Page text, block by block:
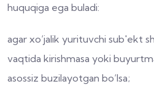
huquqiga ega buladi:
agar xo‘jalik yurituvchi sub'ekt
vaqtida kirishmasa yoki
asossiz buzilayotgan bo‘lsa;